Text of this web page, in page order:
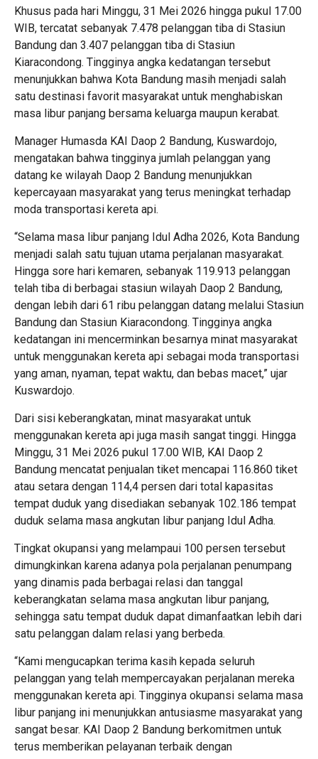
Khusus pada hari Minggu, 31 Mei 2026 hingga pukul 17.00
WIB, tercatat sebanyak 7.478 pelanggan tiba di Stasiun
Bandung dan 3.407 pelanggan tiba di Stasiun
Kiaracondong. Tingginya angka kedatangan tersebut
menunjukkan bahwa Kota Bandung masih menjadi salah
satu destinasi favorit masyarakat untuk menghabiskan
masa libur panjang bersama keluarga maupun kerabat.
Manager Humasda KAI Daop 2 Bandung, Kuswardojo,
mengatakan bahwa tingginya jumlah pelanggan yang
datang ke wilayah Daop 2 Bandung menunjukkan
kepercayaan masyarakat yang terus meningkat terhadap
moda transportasi kereta api.
“Selama masa libur panjang Idul Adha 2026, Kota Bandung
menjadi salah satu tujuan utama perjalanan masyarakat.
Hingga sore hari kemaren, sebanyak 119.913 pelanggan
telah tiba di berbagai stasiun wilayah Daop 2 Bandung,
dengan lebih dari 61 ribu pelanggan datang melalui Stasiun
Bandung dan Stasiun Kiaracondong. Tingginya angka
kedatangan ini mencerminkan besarnya minat masyarakat
untuk menggunakan kereta api sebagai moda transportasi
yang aman, nyaman, tepat waktu, dan bebas macet,” ujar
Kuswardojo.
Dari sisi keberangkatan, minat masyarakat untuk
menggunakan kereta api juga masih sangat tinggi. Hingga
Minggu, 31 Mei 2026 pukul 17.00 WIB, KAI Daop 2
Bandung mencatat penjualan tiket mencapai 116.860 tiket
atau setara dengan 114,4 persen dari total kapasitas
tempat duduk yang disediakan sebanyak 102.186 tempat
duduk selama masa angkutan libur panjang Idul Adha.
Tingkat okupansi yang melampaui 100 persen tersebut
dimungkinkan karena adanya pola perjalanan penumpang
yang dinamis pada berbagai relasi dan tanggal
keberangkatan selama masa angkutan libur panjang,
sehingga satu tempat duduk dapat dimanfaatkan lebih dari
satu pelanggan dalam relasi yang berbeda.
“Kami mengucapkan terima kasih kepada seluruh
pelanggan yang telah mempercayakan perjalanan mereka
menggunakan kereta api. Tingginya okupansi selama masa
libur panjang ini menunjukkan antusiasme masyarakat yang
sangat besar. KAI Daop 2 Bandung berkomitmen untuk
terus memberikan pelayanan terbaik dengan